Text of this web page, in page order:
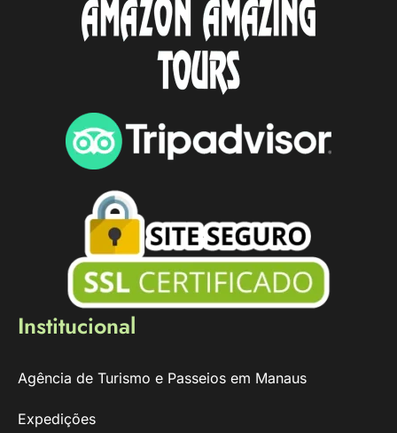
Institucional
Agência de Turismo e Passeios em Manaus
Expedições